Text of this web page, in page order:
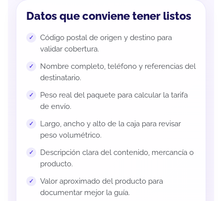
Datos que conviene tener listos
Código postal de origen y destino para
validar cobertura.
Nombre completo, teléfono y referencias del
destinatario.
Peso real del paquete para calcular la tarifa
de envío.
Largo, ancho y alto de la caja para revisar
peso volumétrico.
Descripción clara del contenido, mercancía o
producto.
Valor aproximado del producto para
documentar mejor la guía.